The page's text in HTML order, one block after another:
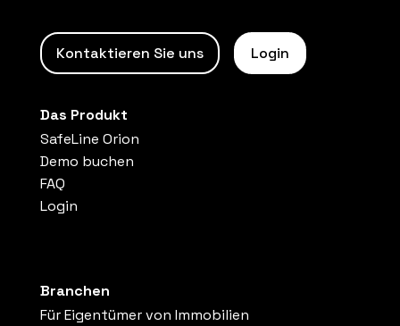
Kontaktieren Sie uns Login
Das Produkt
SafeLine Orion
Demo buchen
FAQ
Login
Branchen
Für Eigentümer von Immobilien